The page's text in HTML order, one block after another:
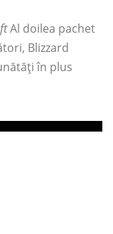
Al doilea pachet
Blizzard
în plus